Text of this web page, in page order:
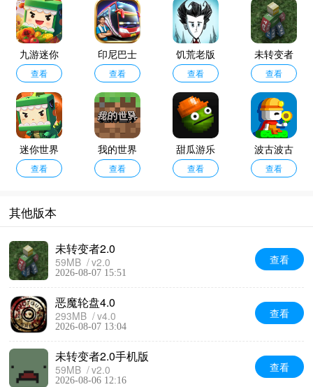
九游迷你
世界
查看
印尼巴士
模拟器汉
化版
查看
饥荒老版
本
查看
未转变者
2.0
查看
迷你世界
老版本0.4
查看
我的世界
网易版官
查看
甜瓜游乐
场汉化版
查看
波古波古
查看
其他版本
未转变者2.0
59MB v2.0
2026-08-07 15:51
查看
恶魔轮盘4.0
293MB v4.0
2026-08-07 13:04
查看
未转变者2.0手机版
59MB v2.0
2026-08-06 12:16
查看